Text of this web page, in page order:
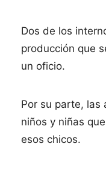
Dos de los
producción que
un oficio.
Por su parte, las
niños y niñas
esos chicos.